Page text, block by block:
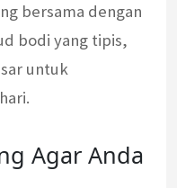
bersama dengan
bodi yang tipis,
untuk
Agar Anda